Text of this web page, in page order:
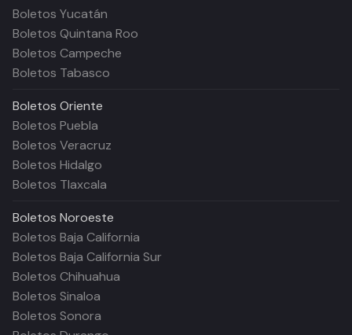
Boletos Yucatán
Boletos Quintana Roo
Boletos Campeche
Boletos Tabasco
Boletos Oriente
Boletos Puebla
Boletos Veracruz
Boletos Hidalgo
Boletos Tlaxcala
Boletos Noroeste
Boletos Baja California
Boletos Baja California Sur
Boletos Chihuahua
Boletos Sinaloa
Boletos Sonora